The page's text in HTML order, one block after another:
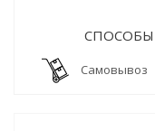
СПОСОБЫ
Самовывоз